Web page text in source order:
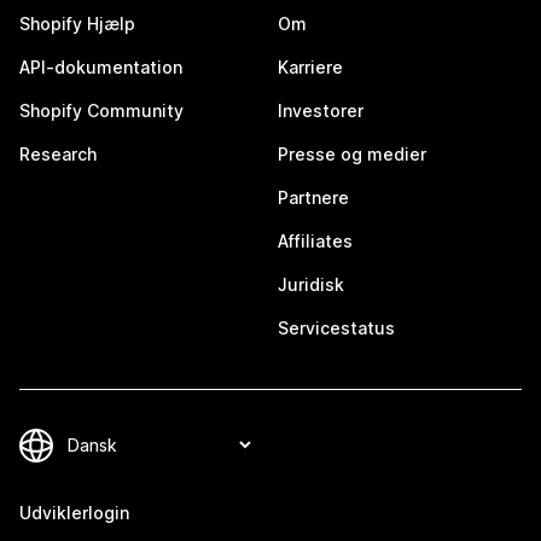
Shopify Hjælp
API-dokumentation
Shopify Community
Research
Om
Karriere
Investorer
Presse og medier
Partnere
Affiliates
Juridisk
Servicestatus
Udviklerlogin